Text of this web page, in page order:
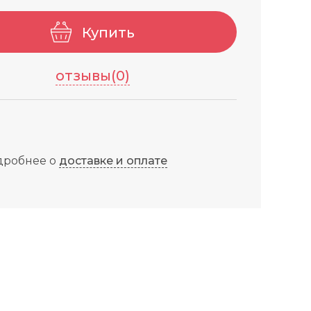
Купить
отзывы(0)
о доставке и оплате